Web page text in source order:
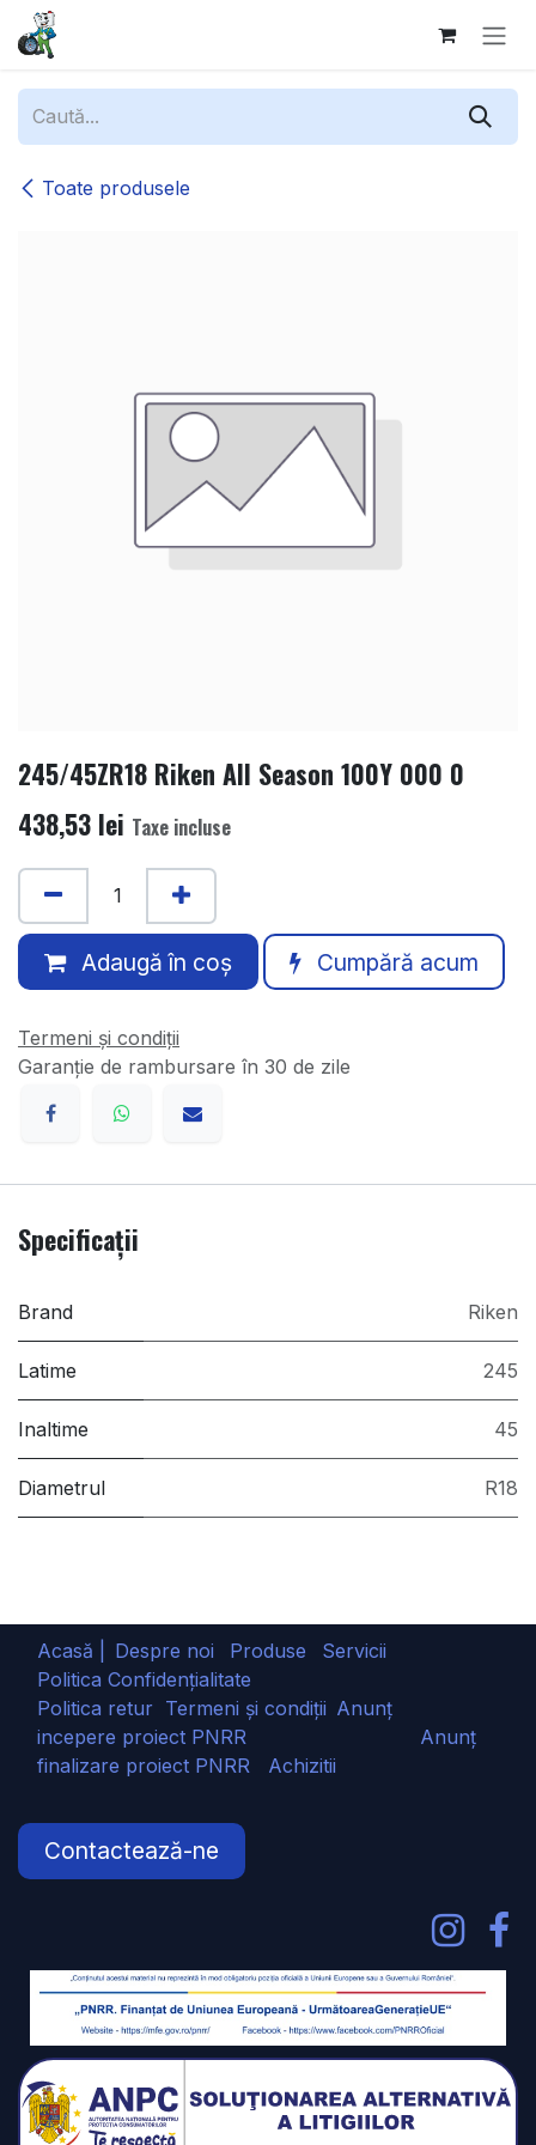
Sari la conținut
Toate produsele
245/45ZR18 Riken All Season 100Y 000 0
438,53 lei Taxe incluse
Adaugă în coș Cumpără acum
Termeni și condiții
Garanție de rambursare în 30 de zile
Specificații
Brand Riken
Latime 245
Inaltime 45
Diametrul R18
Acasă | Despre noi Produse
Servicii
Politica Confidențialitate
Politica retur Termeni și condiții Anunț
incepere proiect PNRR
Anunț
finalizare proiect PNRR Achizitii
Contactează-ne